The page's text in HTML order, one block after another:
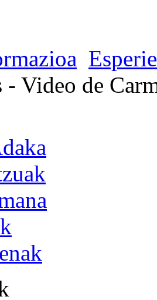
- Video de